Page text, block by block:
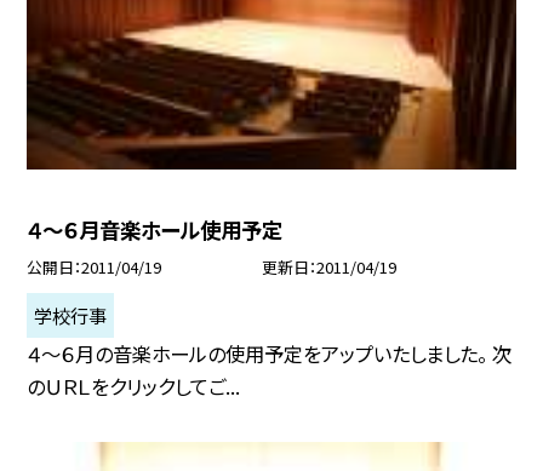
４〜６月音楽ホール使用予定
公開日 2011/04/19 更新日 2011/04/19
学校行事
４〜６月の音楽ホールの使用予定をアップいたしました。 次
のＵＲＬをクリックしてご...